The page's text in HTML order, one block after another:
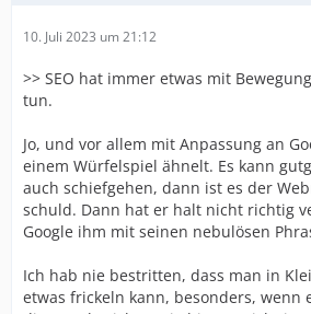
10. Juli 2023 um 21:12
>> SEO hat immer etwas mit
tun.
Jo, und vor allem mit Anpassung an
einem Würfelspiel ähnelt. Es kann
auch schiefgehen, dann ist es der
schuld. Dann hat er halt nicht richtig
Google ihm mit seinen nebulösen
Ich hab nie bestritten, dass man in
etwas frickeln kann, besonders, wenn